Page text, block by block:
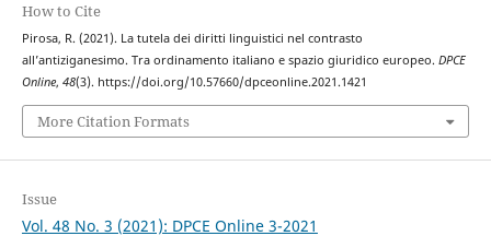
How to Cite
Pirosa, R. (2021). La tutela dei diritti linguistici nel contrasto
all’antiziganesimo. Tra ordinamento italiano e spazio giuridico europeo. DPCE
Online, 48(3). https://doi.org/10.57660/dpceonline.2021.1421
More Citation Formats
Issue
Vol. 48 No. 3 (2021): DPCE Online 3-2021